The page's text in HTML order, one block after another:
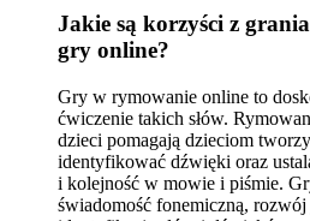
Jakie są korzyści z
gry online?
Gry w rymowanie online to
ćwiczenie takich słów.
dzieci pomagają dzieciom
identyfikować dźwięki oraz
i kolejność w mowie i piśmie.
świadomość fonemiczną,